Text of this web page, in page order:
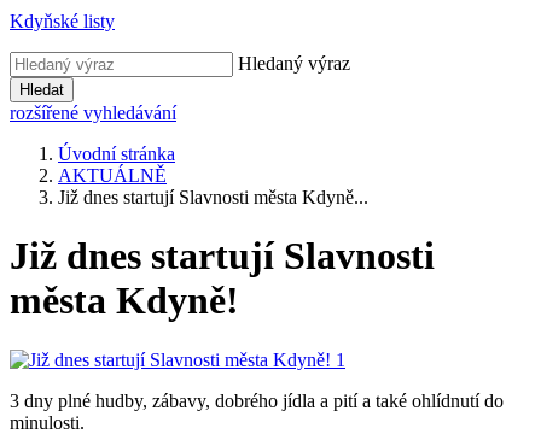
Kdyňské listy
Hledaný výraz
Hledat
rozšířené vyhledávání
Úvodní stránka
AKTUÁLNĚ
Již dnes startují Slavnosti města Kdyně...
Již dnes startují Slavnosti
města Kdyně!
3 dny plné hudby, zábavy, dobrého jídla a pití a také ohlídnutí do
minulosti.